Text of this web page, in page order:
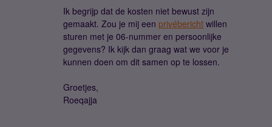
Ik begrijp dat de kosten niet bewust zijn
gemaakt. Zou je mij een privébericht willen
sturen met je 06-nummer en persoonlijke
gegevens? Ik kijk dan graag wat we voor je
kunnen doen om dit samen op te lossen.
Groetjes,
Roeqajja